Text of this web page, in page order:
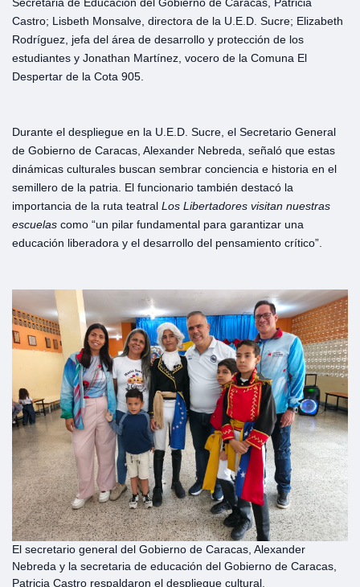
Castro; Lisbeth Monsalve, directora de la U.E.D. Sucre; Elizabeth
Rodríguez, jefa del área de desarrollo y protección de los
estudiantes y Jonathan Martínez, vocero de la Comuna El
Despertar de la Cota 905.
Durante el despliegue en la U.E.D. Sucre, el Secretario General
de Gobierno de Caracas, Alexander Nebreda, señaló que estas
dinámicas culturales buscan sembrar conciencia e historia en el
semillero de la patria. El funcionario también destacó la
importancia de la ruta teatral Los Libertadores visitan nuestras
escuelas como “un pilar fundamental para garantizar una
educación liberadora y el desarrollo del pensamiento crítico”.
El secretario general del Gobierno de Caracas, Alexander
Nebreda y la secretaria de educación del Gobierno de Caracas,
Patricia Castro respaldaron el despliegue cultural.